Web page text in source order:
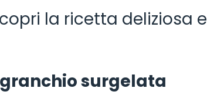
la ricetta deliziosa e
surgelata